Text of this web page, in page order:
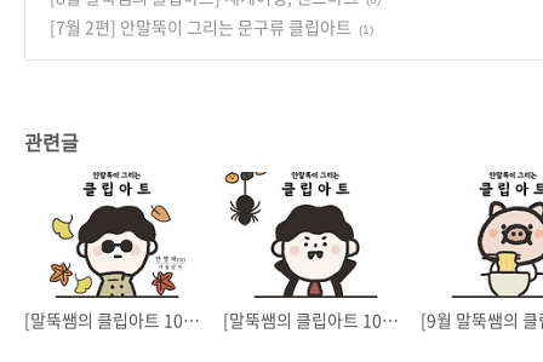
[7월 2편] 안말뚝이 그리는 문구류 클립아트 (1)
관련글
[말뚝쌤의 클립아트 10월] 가을 VER. [말뚝쌤의 클립아트 10월] 해피 할로윈